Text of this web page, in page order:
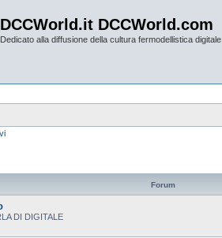
DCCWorld.it DCCWorld.com
Dedicato alla diffusione della cultura fermodellistica digitale.
Forum
DI DIGITALE